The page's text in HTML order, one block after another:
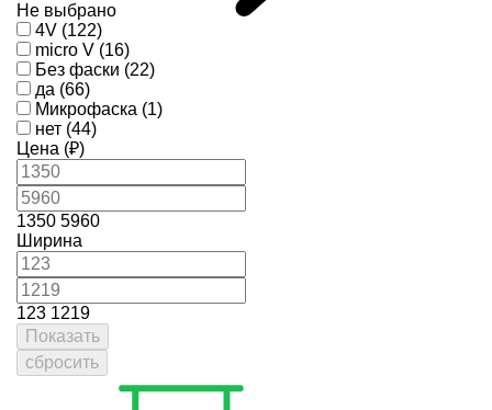
Не выбрано
4V (122)
micro V (16)
Без фаски (22)
да (66)
Микрофаска (1)
нет (44)
Цена (₽)
1350 5960
Ширина
123 1219
Показать
сбросить